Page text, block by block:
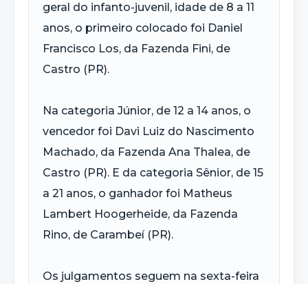
geral do infanto-juvenil, idade de 8 a 11
anos, o primeiro colocado foi Daniel
Francisco Los, da Fazenda Fini, de
Castro (PR).
Na categoria Júnior, de 12 a 14 anos, o
vencedor foi Davi Luiz do Nascimento
Machado, da Fazenda Ana Thalea, de
Castro (PR). E da categoria Sênior, de 15
a 21 anos, o ganhador foi Matheus
Lambert Hoogerheide, da Fazenda
Rino, de Carambeí (PR).
Os julgamentos seguem na sexta-feira